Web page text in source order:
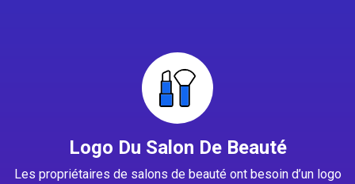
Logo Du Salon De Beauté
Les propriétaires de salons de beauté ont besoin d’un logo